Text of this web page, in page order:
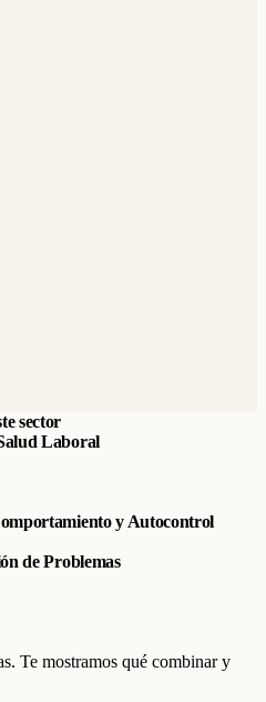
sector
Laboral
y Autocontrol
de Problemas
Te mostramos qué combinar y